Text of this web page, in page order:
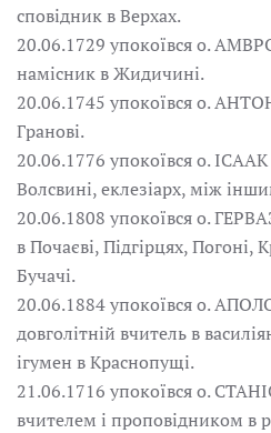
сповідник в Верхах.
20.06.1729 упокоївся о.
намісник в Жидичині.
20.06.1745 упокоївся о.
Гранові.
20.06.1776 упокоївся о.
Волсвині, еклезіарх, між
20.06.1808 упокоївся о.
в Почаєві, Підгірцях, Погоні,
Бучачі.
20.06.1884 упокоївся о.
довголітній вчитель в
ігумен в Краснопущі.
21.06.1716 упокоївся о.
вчителем і проповідником в